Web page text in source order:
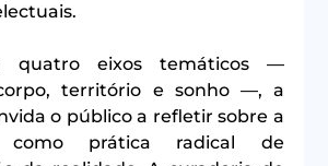
quatro eixos temáticos —
território e sonho —, a
o público a refletir sobre a
como prática radical de